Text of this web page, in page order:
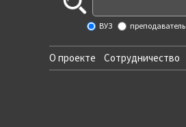
ВУЗ преподаватель
О проекте Сотрудничество